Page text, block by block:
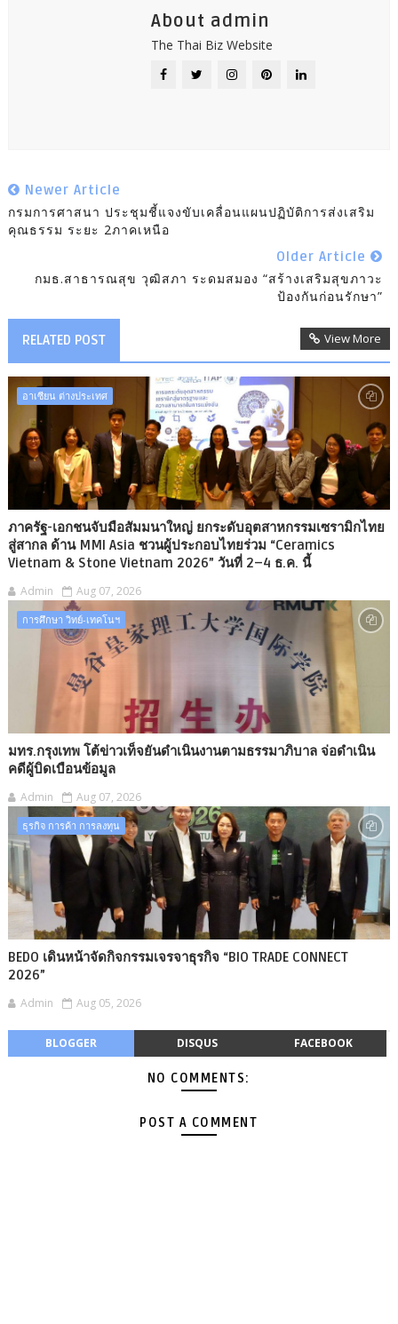
About admin
The Thai Biz Website
Newer Article
กรมการศาสนา ประชุมชี้แจงขับเคลื่อนแผนปฏิบัติการส่งเสริม
คุณธรรม ระยะ 2ภาคเหนือ
Older Article
กมธ.สาธารณสุข วุฒิสภา ระดมสมอง “สร้างเสริมสุขภาวะ
ป้องกันก่อนรักษา”
RELATED POST View More
อาเซียน ต่างประเทศ
ภาครัฐ-เอกชนจับมือสัมมนาใหญ่ ยกระดับอุตสาหกรรมเซรามิกไทย
สู่สากล ด้าน MMI Asia ชวนผู้ประกอบไทยร่วม “Ceramics
Vietnam & Stone Vietnam 2026” วันที่ 2–4 ธ.ค. นี้
Admin Aug 07, 2026
การศึกษา วิทย์-เทคโนฯ
มทร.กรุงเทพ โต้ข่าวเท็จยันดำเนินงานตามธรรมาภิบาล จ่อดำเนิน
คดีผู้บิดเบือนข้อมูล
Admin Aug 07, 2026
ธุรกิจ การค้า การลงทุน
BEDO เดินหน้าจัดกิจกรรมเจรจาธุรกิจ “BIO TRADE CONNECT
2026”
Admin Aug 05, 2026
BLOGGER DISQUS FACEBOOK
NO COMMENTS:
POST A COMMENT